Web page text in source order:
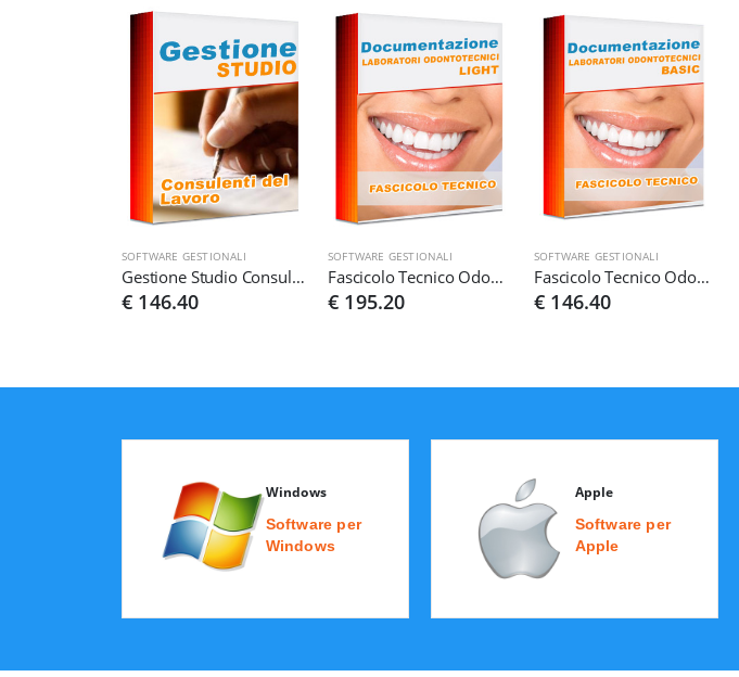
SOFTWARE GESTIONALI
Gestione Studio Consulenti del Lavoro
€ 146.40
SOFTWARE GESTIONALI
Fascicolo Tecnico Odontotecnico EU 745/2017 ver. Light
€ 195.20
SOFTWARE GESTIONALI
Fascicolo Tecnico Odontotecnico EU 745/2017 ver. Basic
€ 146.40
Windows
Software per
Windows
Apple
Software per
Apple